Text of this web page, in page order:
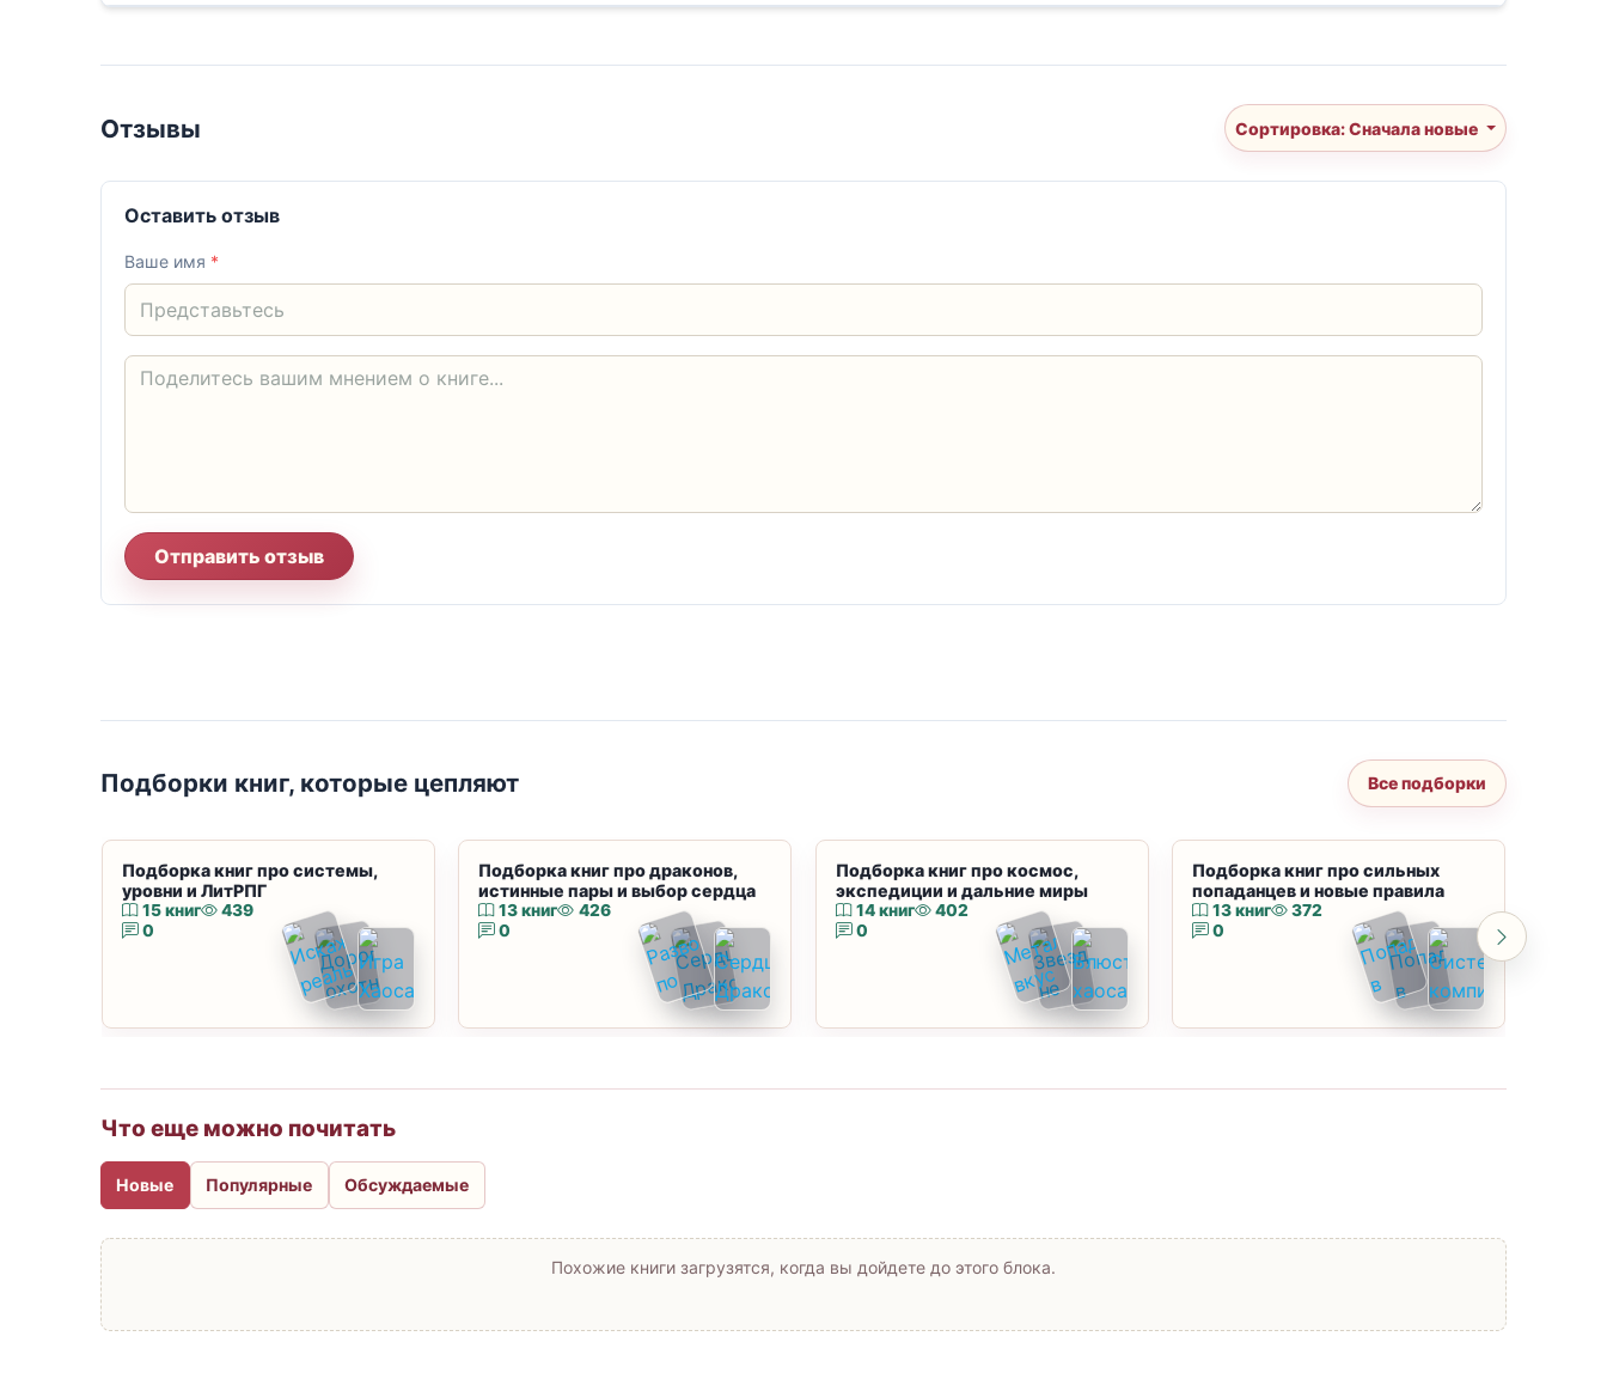
Отзывы Сортировка: Сначала новые
Оставить отзыв
Ваше имя *
Отправить отзыв
Подборки книг, которые цепляют Все подборки
Подборка книг про системы,
уровни и ЛитРПГ
15 книг
439
0
Подборка книг про драконов,
истинные пары и выбор сердца
13 книг
426
0
Подборка книг про космос,
экспедиции и дальние миры
14 книг
402
0
Подборка книг про сильных
попаданцев и новые правила
13 книг
372
0
Что еще можно почитать
Новые Популярные Обсуждаемые
Похожие книги загрузятся, когда вы дойдете до этого блока.